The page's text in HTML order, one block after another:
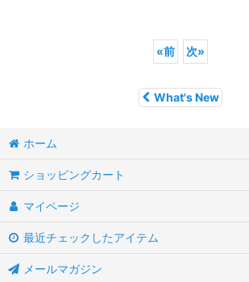
«前 次»
What's New
ホーム
ショッピングカート
マイページ
最近チェックしたアイテム
メールマガジン